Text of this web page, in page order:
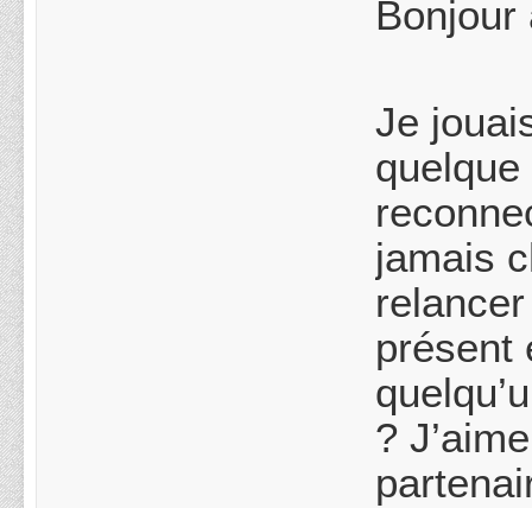
Bonjour
Je
jamais
présent
?